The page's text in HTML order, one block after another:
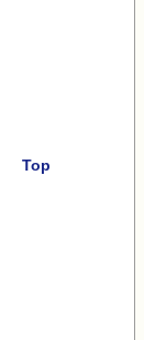
Top